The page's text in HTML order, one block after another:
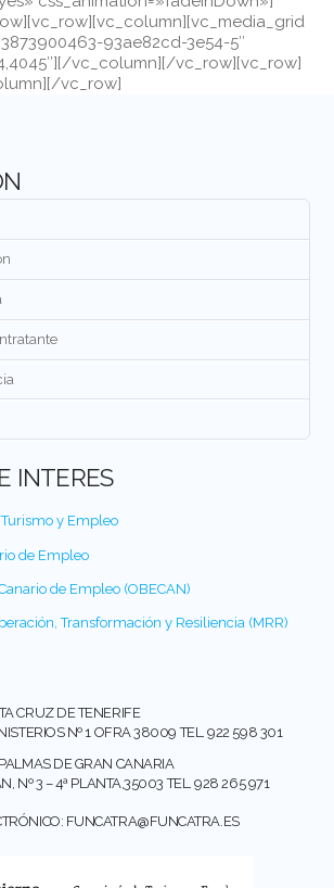
93ae82cd-3e54-5″
vc_column][/vc_row][vc_row]
vc_row]
INTERES
y Empleo
de Empleo
de Empleo (OBECAN)
Transformación y Resiliencia (MRR)
CRUZ DE TENERIFE
Nº 1 OFRA 38009 TEL. 922 598 301
DE GRAN CANARIA
Nº 3 – 4ª PLANTA,35003 TEL. 928 265 971
FUNCATRA@FUNCATRA.ES